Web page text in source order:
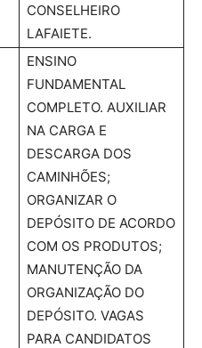
CONSELHEIRO
LAFAIETE.
ENSINO
FUNDAMENTAL
COMPLETO. AUXILIAR
NA CARGA E
DESCARGA DOS
CAMINHÕES;
ORGANIZAR O
DEPÓSITO DE ACORDO
COM OS PRODUTOS;
MANUTENÇÃO DA
ORGANIZAÇÃO DO
DEPÓSITO. VAGAS
PARA CANDIDATOS